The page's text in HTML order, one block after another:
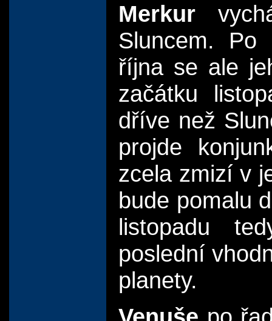
Merkur
Sluncem. Po
října se ale
začátku
dříve než
projde
zcela zmizí v
bude pomalu
listopadu
poslední
planety.